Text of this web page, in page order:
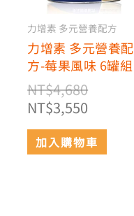
力增素 多元營養配方
力增素 多元營養配
方-莓果風味 6罐組
NT$4,680
NT$3,550
加入購物車